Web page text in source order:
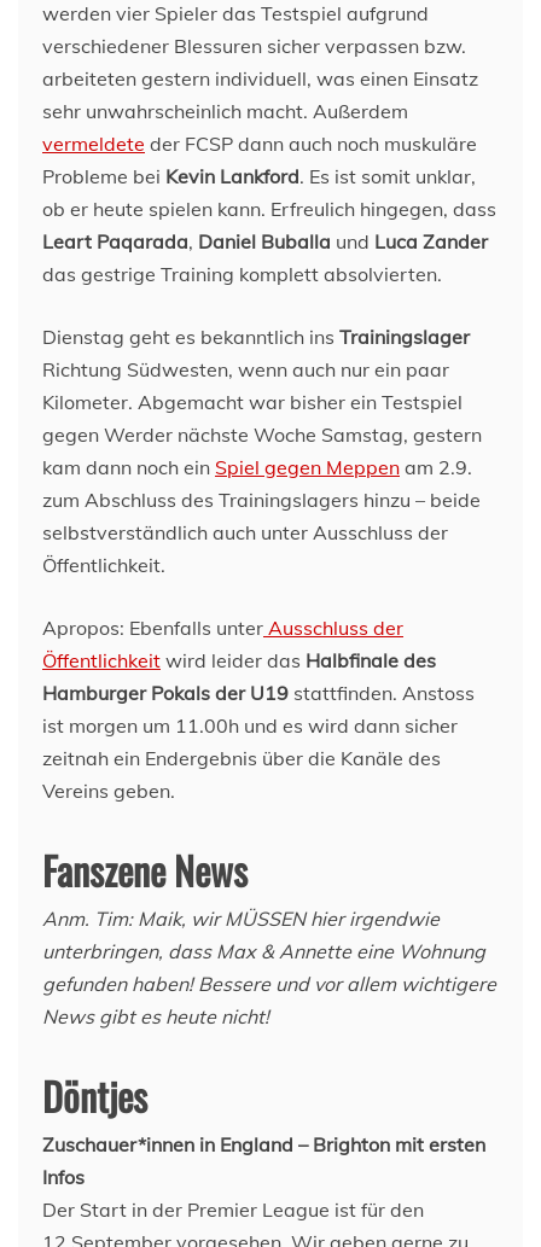
werden vier Spieler das Testspiel aufgrund
verschiedener Blessuren sicher verpassen bzw.
arbeiteten gestern individuell, was einen Einsatz
sehr unwahrscheinlich macht. Außerdem
vermeldete der FCSP dann auch noch muskuläre
Probleme bei Kevin Lankford. Es ist somit unklar,
ob er heute spielen kann. Erfreulich hingegen, dass
Leart Paqarada, Daniel Buballa und Luca Zander
das gestrige Training komplett absolvierten.
Dienstag geht es bekanntlich ins Trainingslager
Richtung Südwesten, wenn auch nur ein paar
Kilometer. Abgemacht war bisher ein Testspiel
gegen Werder nächste Woche Samstag, gestern
kam dann noch ein Spiel gegen Meppen am 2.9.
zum Abschluss des Trainingslagers hinzu – beide
selbstverständlich auch unter Ausschluss der
Öffentlichkeit.
Apropos: Ebenfalls unter Ausschluss der
Öffentlichkeit wird leider das Halbfinale des
Hamburger Pokals der U19 stattfinden. Anstoss
ist morgen um 11.00h und es wird dann sicher
zeitnah ein Endergebnis über die Kanäle des
Vereins geben.
Fanszene News
Anm. Tim: Maik, wir MÜSSEN hier irgendwie
unterbringen, dass Max & Annette eine Wohnung
gefunden haben! Bessere und vor allem wichtigere
News gibt es heute nicht!
Döntjes
Zuschauer*innen in England – Brighton mit ersten
Infos
Der Start in der Premier League ist für den
12.September vorgesehen. Wir geben gerne zu,